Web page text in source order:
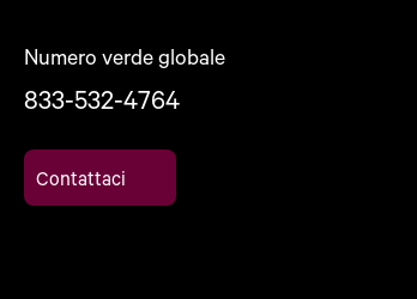
Numero verde globale
833-532-4764
Contattaci